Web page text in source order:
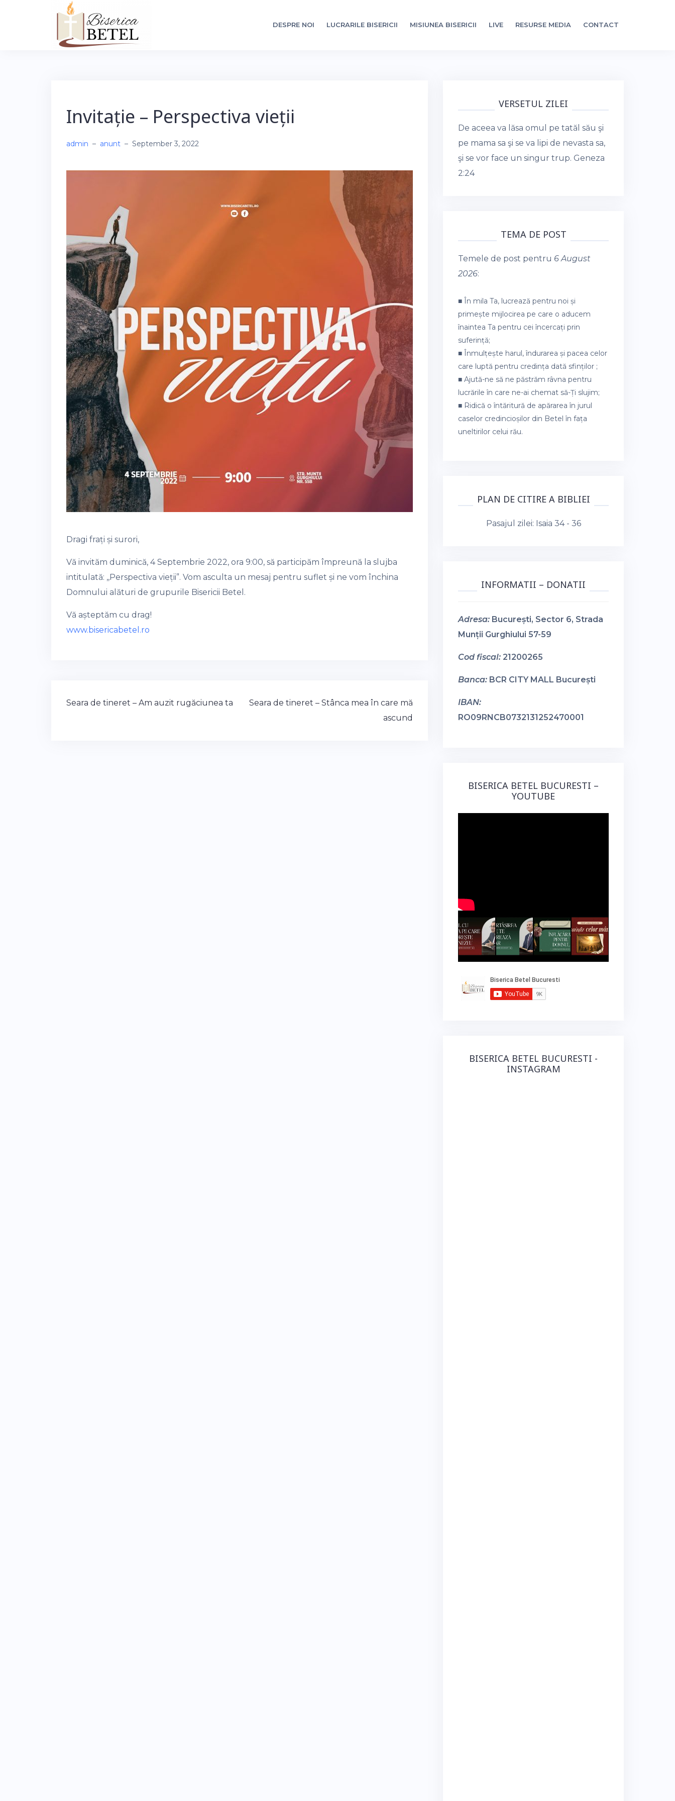
DESPRE NOI LUCRARILE BISERICII MISIUNEA BISERICII LIVE RESURSE MEDIA CONTACT
Invitație – Perspectiva vieții
admin – anunt – September 3, 2022
Dragi frați și surori,
Vă invităm duminică, 4 Septembrie 2022, ora 9:00, să participăm împreună la slujba
intitulată: ,,Perspectiva vieții”. Vom asculta un mesaj pentru suflet și ne vom închina
Domnului alături de grupurile Bisericii Betel.
Vă așteptăm cu drag!
www.bisericabetel.ro
Post
Seara de tineret – Am auzit rugăciunea ta
Seara de tineret – Stânca mea în care mă
ascund
VERSETUL ZILEI
De aceea va lăsa omul pe tatăl său şi
pe mama sa şi se va lipi de nevasta sa,
şi se vor face un singur trup. Geneza
2:24
TEMA DE POST
Temele de post pentru 6 August
2026:
■ În mila Ta, lucrează pentru noi și
primește mijlocirea pe care o aducem
înaintea Ta pentru cei încercați prin
suferință;
■ Înmulțește harul, îndurarea și pacea celor
care luptă pentru credința dată sfinților ;
■ Ajută-ne să ne păstrăm râvna pentru
lucrările în care ne-ai chemat să-Ți slujim;
■ Ridică o întăritură de apărarea în jurul
caselor credincioșilor din Betel în fața
uneltirilor celui rău.
PLAN DE CITIRE A BIBLIEI
Pasajul zilei: Isaia 34 - 36
INFORMATII – DONATII
Adresa: București, Sector 6, Strada
Munții Gurghiului 57-59
Cod fiscal: 21200265
Banca: BCR CITY MALL București
IBAN:
RO09RNCB0732131252470001
BISERICA BETEL BUCURESTI –
YOUTUBE
BISERICA BETEL BUCURESTI -
INSTAGRAM